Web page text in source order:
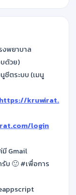
งพยาบาล
ด้วย)
ชีตระบบ (เมนู
https://kruwirat.
login
มี Gmail
บ 🙂 #เพื่อการ